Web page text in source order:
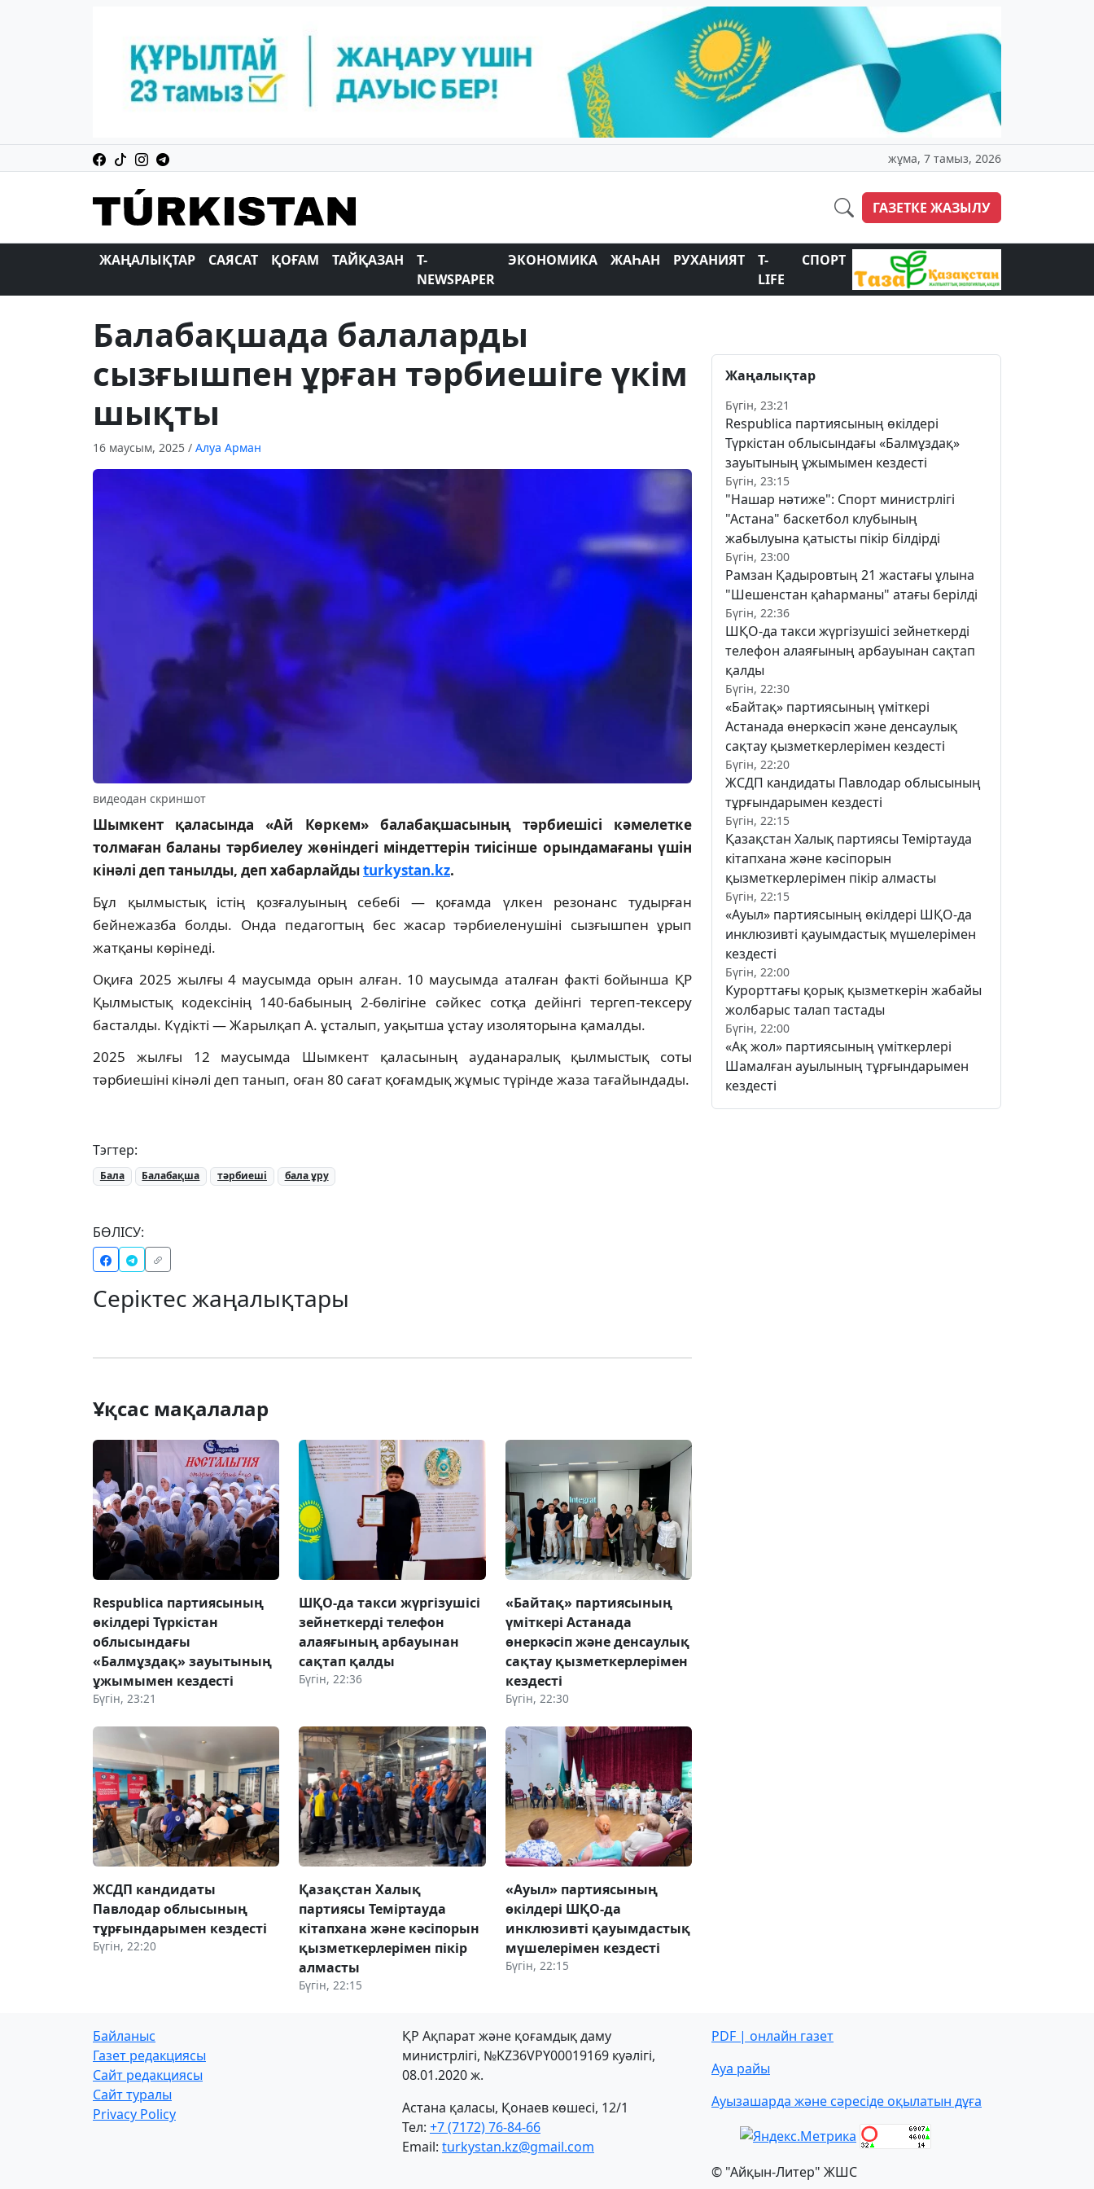
жұма, 7 тамыз, 2026
ГАЗЕТКЕ ЖАЗЫЛУ
ЖАҢАЛЫҚТАР САЯСАТ ҚОҒАМ ТАЙҚАЗАН
T-
NEWSPAPER
ЭКОНОМИКА ЖАҺАН РУХАНИЯТ
T-
LIFE
СПОРТ
Балабақшада балаларды
сызғышпен ұрған тәрбиешіге үкім
шықты
16 маусым, 2025 / Алуа Арман
видеодан скриншот
Шымкент қаласында «Ай Көркем» балабақшасының тәрбиешісі кәмелетке
толмаған баланы тәрбиелеу жөніндегі міндеттерін тиісінше орындамағаны үшін
кінәлі деп танылды, деп хабарлайдыturkystan.kz.
Бұл қылмыстық істің қозғалуының себебі — қоғамда үлкен резонанс тудырған
бейнежазба болды. Онда педагогтың бес жасар тәрбиеленушіні сызғышпен ұрып
жатқаны көрінеді.
Оқиға 2025 жылғы 4 маусымда орын алған. 10 маусымда аталған факті бойынша ҚР
Қылмыстық кодексінің 140-бабының 2-бөлігіне сәйкес сотқа дейінгі тергеп-тексеру
басталды. Күдікті — Жарылқап А. ұсталып, уақытша ұстау изоляторына қамалды.
2025 жылғы 12 маусымда Шымкент қаласының ауданаралық қылмыстық соты
тәрбиешіні кінәлі деп танып, оған 80 сағат қоғамдық жұмыс түрінде жаза тағайындады.
Тэгтер:
Бала Балабақша тәрбиеші бала ұру
БӨЛІСУ:
Серіктес жаңалықтары
Ұқсас мақалалар
Respublica партиясының
өкілдері Түркістан
облысындағы
«Балмұздақ» зауытының
ұжымымен кездесті
Бүгін, 23:21
ШҚО-да такси жүргізушісі
зейнеткерді телефон
алаяғының арбауынан
сақтап қалды
Бүгін, 22:36
«Байтақ» партиясының
үміткері Астанада
өнеркәсіп және денсаулық
сақтау қызметкерлерімен
кездесті
Бүгін, 22:30
ЖСДП кандидаты
Павлодар облысының
тұрғындарымен кездесті
Бүгін, 22:20
Қазақстан Халық
партиясы Теміртауда
кітапхана және кәсіпорын
қызметкерлерімен пікір
алмасты
Бүгін, 22:15
«Ауыл» партиясының
өкілдері ШҚО-да
инклюзивті қауымдастық
мүшелерімен кездесті
Бүгін, 22:15
Жаңалықтар
Бүгін, 23:21
Respublica партиясының өкілдері
Түркістан облысындағы «Балмұздақ»
зауытының ұжымымен кездесті
Бүгін, 23:15
"Нашар нәтиже": Спорт министрлігі
"Астана" баскетбол клубының
жабылуына қатысты пікір білдірді
Бүгін, 23:00
Рамзан Қадыровтың 21 жастағы ұлына
"Шешенстан қаһарманы" атағы берілді
Бүгін, 22:36
ШҚО-да такси жүргізушісі зейнеткерді
телефон алаяғының арбауынан сақтап
қалды
Бүгін, 22:30
«Байтақ» партиясының үміткері
Астанада өнеркәсіп және денсаулық
сақтау қызметкерлерімен кездесті
Бүгін, 22:20
ЖСДП кандидаты Павлодар облысының
тұрғындарымен кездесті
Бүгін, 22:15
Қазақстан Халық партиясы Теміртауда
кітапхана және кәсіпорын
қызметкерлерімен пікір алмасты
Бүгін, 22:15
«Ауыл» партиясының өкілдері ШҚО-да
инклюзивті қауымдастық мүшелерімен
кездесті
Бүгін, 22:00
Курорттағы қорық қызметкерін жабайы
жолбарыс талап тастады
Бүгін, 22:00
«Ақ жол» партиясының үміткерлері
Шамалған ауылының тұрғындарымен
кездесті
Байланыс
Газет редакциясы
Сайт редакциясы
Сайт туралы
Privacy Policy
ҚР Ақпарат және қоғамдық даму
министрлігі, №KZ36VPY00019169 куәлігі,
08.01.2020 ж.
Астана қаласы, Қонаев көшесі, 12/1
Тел: +7 (7172) 76-84-66
Email: turkystan.kz@gmail.com
PDF | онлайн газет
Ауа райы
Ауызашарда және сәресіде оқылатын дұға
© "Айқын-Литер" ЖШС